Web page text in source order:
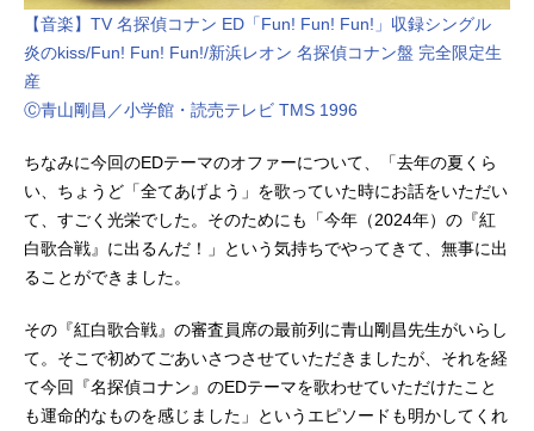
【音楽】TV 名探偵コナン ED「Fun! Fun! Fun!」収録シングル
炎のkiss/Fun! Fun! Fun!/新浜レオン 名探偵コナン盤 完全限定生
産
Ⓒ青山剛昌／小学館・読売テレビ TMS 1996
ちなみに今回のEDテーマのオファーについて、「去年の夏くら
い、ちょうど「全てあげよう」を歌っていた時にお話をいただい
て、すごく光栄でした。そのためにも「今年（2024年）の『紅
白歌合戦』に出るんだ！」という気持ちでやってきて、無事に出
ることができました。
その『紅白歌合戦』の審査員席の最前列に青山剛昌先生がいらし
て。そこで初めてごあいさつさせていただきましたが、それを経
て今回『名探偵コナン』のEDテーマを歌わせていただけたこと
も運命的なものを感じました」というエピソードも明かしてくれ